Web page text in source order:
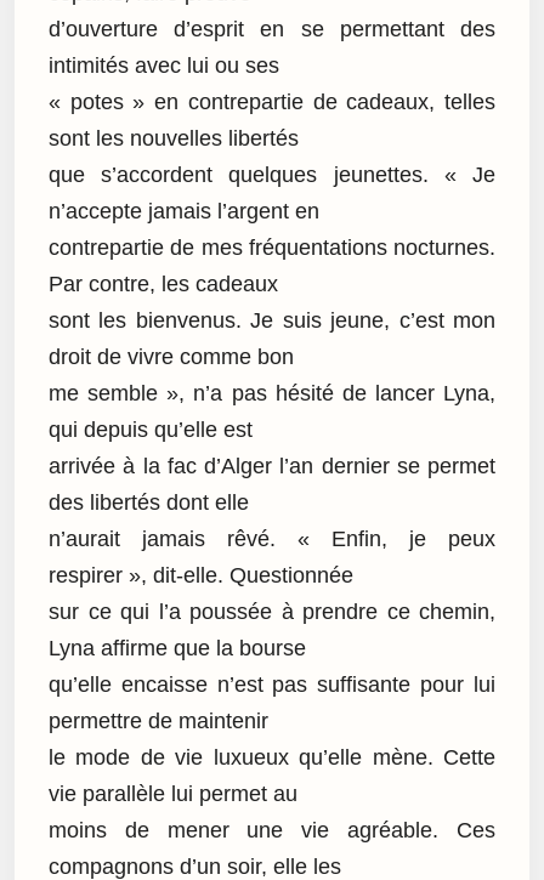
d’ouverture d’esprit en se permettant des
intimités avec lui ou ses
« potes » en contrepartie de cadeaux, telles
sont les nouvelles libertés
que s’accordent quelques jeunettes. « Je
n’accepte jamais l’argent en
contrepartie de mes fréquentations nocturnes.
Par contre, les cadeaux
sont les bienvenus. Je suis jeune, c’est mon
droit de vivre comme bon
me semble », n’a pas hésité de lancer Lyna,
qui depuis qu’elle est
arrivée à la fac d’Alger l’an dernier se permet
des libertés dont elle
n’aurait jamais rêvé. « Enfin, je peux
respirer », dit-elle. Questionnée
sur ce qui l’a poussée à prendre ce chemin,
Lyna affirme que la bourse
qu’elle encaisse n’est pas suffisante pour lui
permettre de maintenir
le mode de vie luxueux qu’elle mène. Cette
vie parallèle lui permet au
moins de mener une vie agréable. Ces
compagnons d’un soir, elle les